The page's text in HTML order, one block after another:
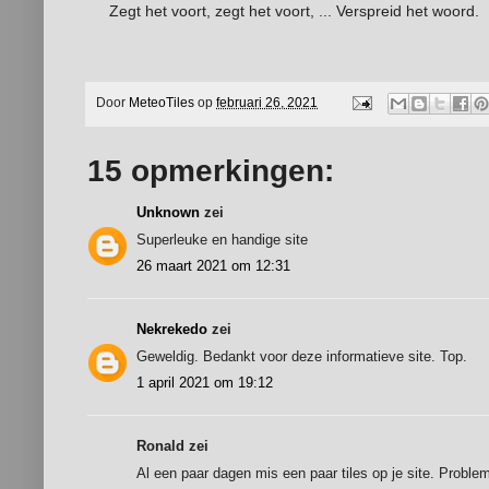
Zegt het voort, zegt het voort, ... Verspreid het woord.
Door MeteoTiles op februari 26, 2021
15 opmerkingen:
Unknown zei
Superleuke en handige site
26 maart 2021 om 12:31
Nekrekedo zei
Geweldig. Bedankt voor deze informatieve site. Top.
1 april 2021 om 19:12
Ronald zei
Al een paar dagen mis een paar tiles op je site.